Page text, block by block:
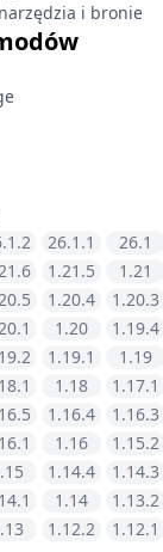
i bronie
26.1.1
26.1
1.21.5
1.21
1.20.4
1.20.3
1.20
1.19.4
1.19.1
1.19
1.18
1.17.1
1.16.4
1.16.3
1.16
1.15.2
1.14.4
1.14.3
1.14
1.13.2
1.12.2
1.12.1